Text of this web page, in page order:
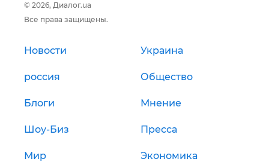
© 2026, Диалог.ua
Все права защищены.
Новости Украина
россия Общество
Блоги Мнение
Шоу-Биз Пресса
Мир Экономика